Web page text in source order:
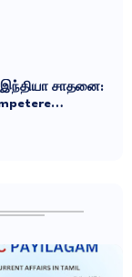
இந்தியா சாதனை: